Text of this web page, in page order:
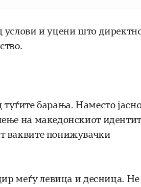
услови и уцени што
барања. Наместо
на македонскиот
ваквите понижувачки
меѓу левица и десница. Не